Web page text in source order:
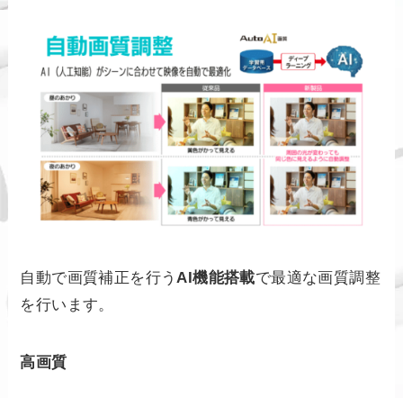
自動で画質補正を行う AI機能搭載で最適な画質調整
を行います。
高画質